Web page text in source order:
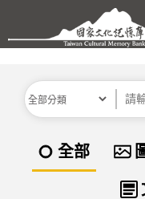
跳到主要內容區塊
分類 關
全部